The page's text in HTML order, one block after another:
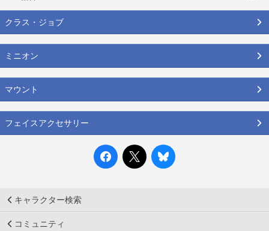
クラス・ジョブ
ミニオン
マウント
フェイスアクセサリー
キャラクター検索
コミュニティ